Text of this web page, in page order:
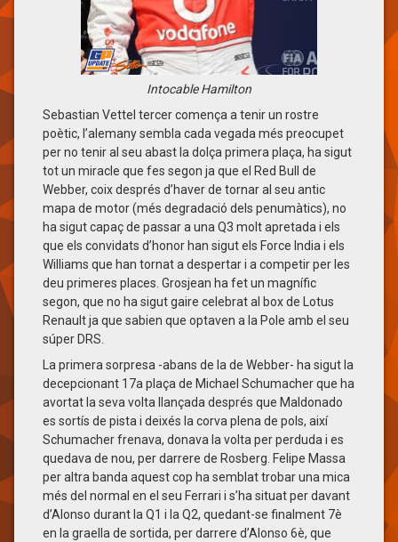
Intocable Hamilton
Sebastian Vettel tercer comença a tenir un rostre
poètic, l’alemany sembla cada vegada més preocupet
per no tenir al seu abast la dolça primera plaça, ha sigut
tot un miracle que fes segon ja que el Red Bull de
Webber, coix després d’haver de tornar al seu antic
mapa de motor (més degradació dels penumàtics), no
ha sigut capaç de passar a una Q3 molt apretada i els
que els convidats d’honor han sigut els Force India i els
Williams que han tornat a despertar i a competir per les
deu primeres places. Grosjean ha fet un magnífic
segon, que no ha sigut gaire celebrat al box de Lotus
Renault ja que sabien que optaven a la Pole amb el seu
súper DRS.
La primera sorpresa -abans de la de Webber- ha sigut la
decepcionant 17a plaça de Michael Schumacher que ha
avortat la seva volta llançada després que Maldonado
es sortís de pista i deixés la corva plena de pols, així
Schumacher frenava, donava la volta per perduda i es
quedava de nou, per darrere de Rosberg. Felipe Massa
per altra banda aquest cop ha semblat trobar una mica
més del normal en el seu Ferrari i s’ha situat per davant
d’Alonso durant la Q1 i la Q2, quedant-se finalment 7è
en la graella de sortida, per darrere d’Alonso 6è, que